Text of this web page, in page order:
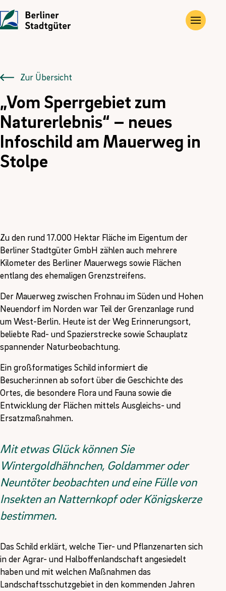
Die Stadtgüter
Vor Ort
Historie
Kontakt
Angebote
Gewerbe- und Privat­immobilien
Landwirtschaftliche Flächen und Güter
Kompensations­maßnahmen
Übersicht
Ausbildung
FÖJ
Zur Übersicht
„Vom Sperrgebiet zum
Naturerlebnis“ – neues
Infoschild am Mauerweg in
Stolpe
Zu den rund 17.000 Hektar Fläche im Eigentum der
Berliner Stadtgüter GmbH zählen auch mehrere
Kilometer des Berliner Mauerwegs sowie Flächen
entlang des ehemaligen Grenzstreifens.
Der Mauerweg zwischen Frohnau im Süden und Hohen
Neuendorf im Norden war Teil der Grenzanlage rund
um West-Berlin. Heute ist der Weg Erinnerungsort,
beliebte Rad- und Spazierstrecke sowie Schauplatz
spannender Naturbeobachtung.
Ein großformatiges Schild informiert die
Besucher:innen ab sofort über die Geschichte des
Ortes, die besondere Flora und Fauna sowie die
Entwicklung der Flächen mittels Ausgleichs- und
Ersatzmaßnahmen.
Mit etwas Glück können Sie
Wintergoldhähnchen, Goldammer oder
Neuntöter beobachten und eine Fülle von
Insekten an Natternkopf oder Königskerze
bestimmen.
Das Schild erklärt, welche Tier- und Pflanzenarten sich
in der Agrar- und Halboffenlandschaft angesiedelt
haben und mit welchen Maßnahmen das
Landschaftsschutzgebiet in den kommenden Jahren